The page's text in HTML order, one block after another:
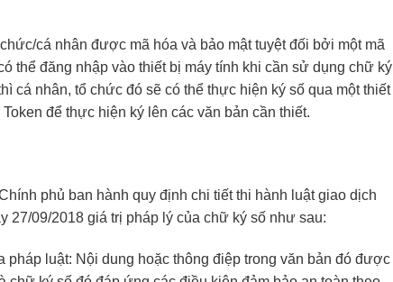
cá nhân được mã hóa và bảo mật tuyệt đối bởi một mã
thể đăng nhập vào thiết bị máy tính khi cần sử dụng chữ ký
cá nhân, tổ chức đó sẽ có thể thực hiện ký số qua một thiết
để thực hiện ký lên các văn bản cần thiết.
phủ ban hành quy định chi tiết thi hành luật giao dịch
09/2018 giá trị pháp lý của chữ ký số như sau:
luật: Nội dung hoặc thông điệp trong văn bản đó được